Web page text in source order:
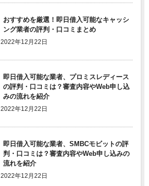
おすすめを厳選！即日借入可能なキャッシ
ング業者の評判・口コミまとめ
2022年12月22日
即日借入可能な業者、プロミスレディース
の評判・口コミは？審査内容やWeb申し込
みの流れを紹介
2022年12月22日
即日借入可能な業者、SMBCモビットの評
判・口コミは？審査内容やWeb申し込みの
流れを紹介
2022年12月22日